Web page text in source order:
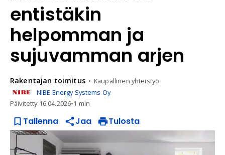
entistäkin
helpomman ja
sujuvamman arjen
Rakentajan toimitus
Kaupallinen yhteistyö
NIBE Energy Systems Oy
Päivitetty 16.04.2026•1 min
Tallenna Jaa Tulosta